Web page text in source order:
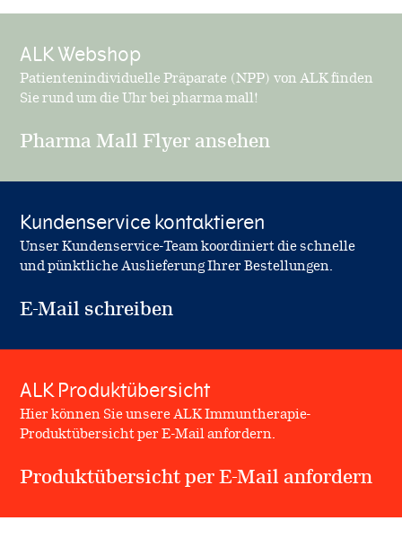
ALK Webshop
Patientenindividuelle Präparate (NPP) von ALK finden
Sie rund um die Uhr bei pharma mall!
Pharma Mall Flyer ansehen
Kundenservice kontaktieren
Unser Kundenservice-Team koordiniert die schnelle
und pünktliche Auslieferung Ihrer Bestellungen.
E-Mail schreiben
ALK Produktübersicht
Hier können Sie unsere ALK Immuntherapie-
Produktübersicht per E-Mail anfordern.
Produktübersicht per E-Mail anfordern